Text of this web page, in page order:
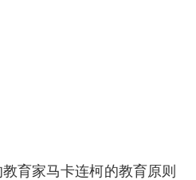
育家马卡连柯的教育原则